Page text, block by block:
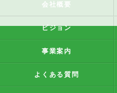
会社概要
ビジョン
事業案内
よくある質問